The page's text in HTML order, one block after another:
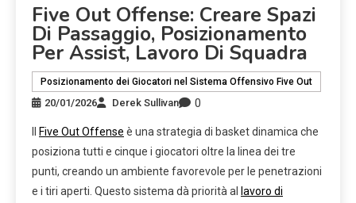
Five Out Offense: Creare Spazi
Di Passaggio, Posizionamento
Per Assist, Lavoro Di Squadra
Posizionamento dei Giocatori nel Sistema Offensivo Five Out
20/01/2026 Derek Sullivan 0
Five Out Offense è una strategia di basket dinamica che
posiziona tutti e cinque i giocatori oltre la linea dei tre
punti, creando un ambiente favorevole per le penetrazioni
e i tiri aperti. Questo sistema dà priorità al
lavoro di